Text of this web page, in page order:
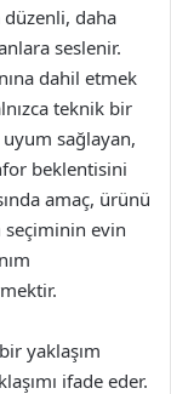
düzenli, daha
seslenir.
dahil etmek
teknik bir
sağlayan,
beklentisini
amaç, ürünü
seçiminin evin
yaklaşım
ifade eder.